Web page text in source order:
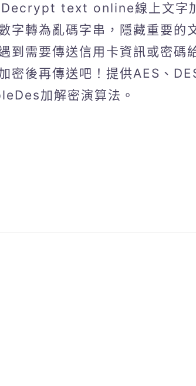
text online線上文字
字轉為亂碼字串，隱藏重要的
到需要傳送信用卡資訊或密碼
密後再傳送吧！提供AES、
加解密演算法。